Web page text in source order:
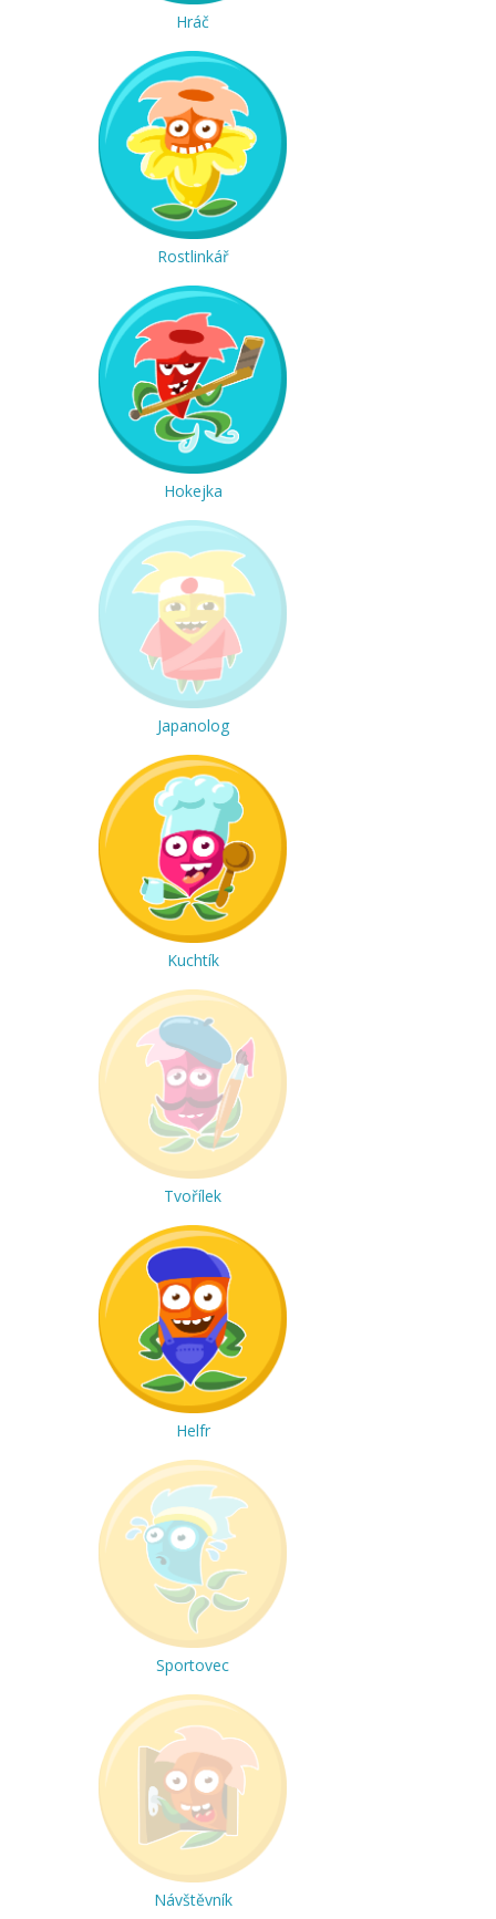
Hráč
Rostlinkář
Hokejka
Japanolog
Kuchtík
Tvořílek
Helfr
Sportovec
Návštěvník